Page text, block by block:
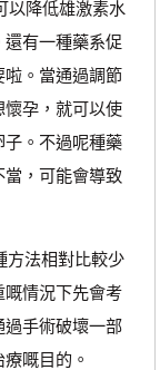
以降低雄激素水
有一種藥系促
。當通過調節
懷孕，就可以使
子。不過呢種藥
，可能會導致
法相對比較少
嘅情況下先會考
過手術破壞一部
嘅目的。